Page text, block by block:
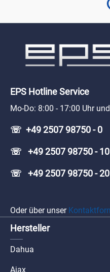
EPS Hotline Service
Mo-Do: 8:00 - 17:00 Uhr
☏ +49 2507 98750 - 0
☏ +49 2507 98750 -
☏ +49 2507 98750 -
Oder über unser
Hersteller
Dahua
Ajax